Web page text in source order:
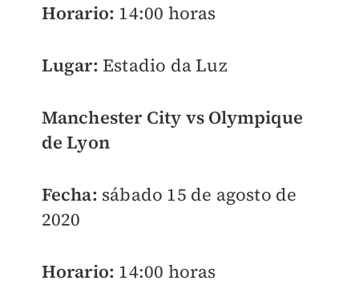
Horario: 14:00 horas
Lugar: Estadio da Luz
Manchester City vs Olympique
de Lyon
Fecha: sábado 15 de agosto de
2020
Horario: 14:00 horas